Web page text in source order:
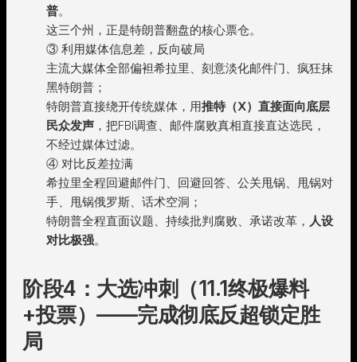
普。
这三个州，正是特朗普翻盘的核心票仓。
③ 利用媒体信息差，反向破局
主流大媒体全部偏袒希拉里、刻意淡化邮件门、疯狂抹
黑特朗普；
特朗普直接绕开传统媒体，用推特（X）直接面向底层
民众发声 ，把FBI调查、邮件腐败真相直接直达选民，
不经过媒体过滤。
④ 对比反差拉满
希拉里全程回避邮件门、回避回答、公关甩锅、甩锅对
手、甩锅俄罗斯、话术空洞；
特朗普全程直面议题、持续批判腐败、承诺改革， 人设
对比极强。
阶段4：大选冲刺（11.1终极爆料
+投票）——完成彻底反超锁定胜
局